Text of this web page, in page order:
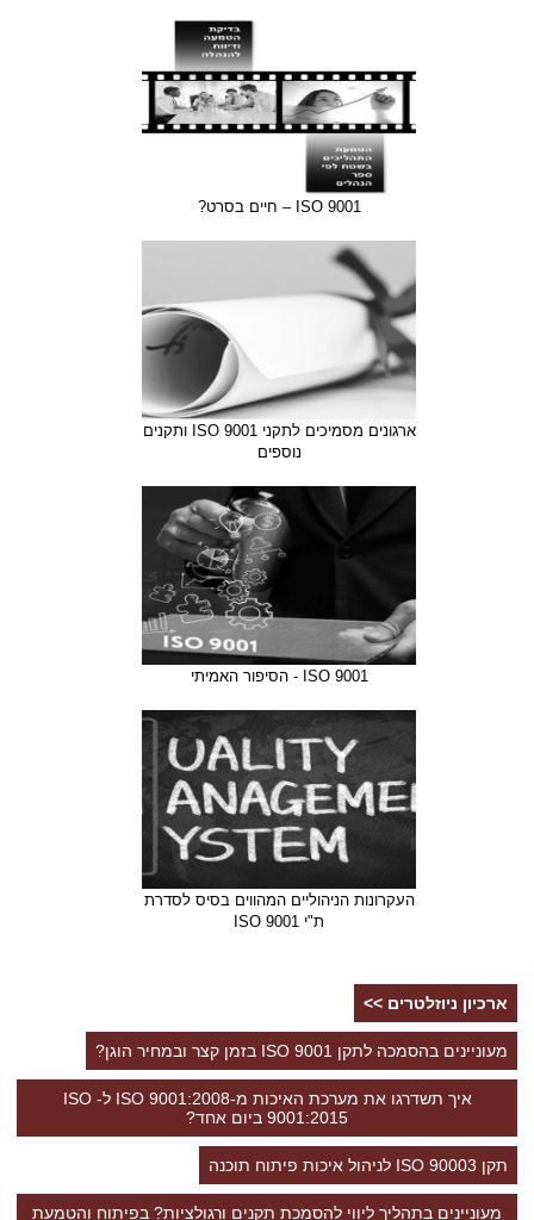
9001 ISO – חיים בסרט?
ארגונים מסמיכים לתקני ISO 9001 ותקנים
נוספים
9001 ISO - הסיפור האמיתי
העקרונות הניהוליים המהווים בסיס לסדרת
ת"י ISO 9001
ארכיון ניוזלטרים >>
מעוניינים בהסמכה לתקן ISO 9001 בזמן קצר ובמחיר הוגן?
איך תשדרגו את מערכת האיכות מ-ISO 9001:2008 ל- ISO
9001:2015 ביום אחד?
תקן ISO 90003 לניהול איכות פיתוח תוכנה
מעוניינים בתהליך ליווי להסמכת תקנים ורגולציות? בפיתוח והטמעת